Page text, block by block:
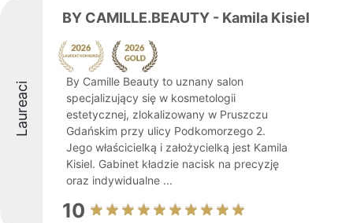
Laureaci
BY CAMILLE.BEAUTY - Kamila Kisiel
By Camille Beauty to uznany salon
specjalizujący się w kosmetologii
estetycznej, zlokalizowany w Pruszczu
Gdańskim przy ulicy Podkomorzego 2.
Jego właścicielką i założycielką jest Kamila
Kisiel. Gabinet kładzie nacisk na precyzję
oraz indywidualne ...
10